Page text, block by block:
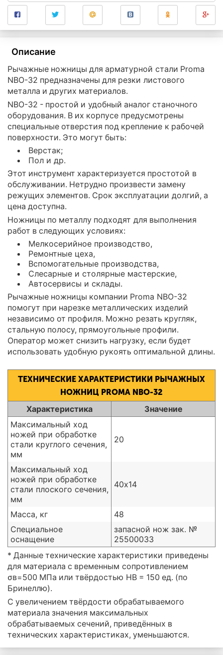
Описание
Рычажные ножницы для арматурной стали Proma
NBO-32 предназначены для резки листового
металла и других материалов.
NBO-32 - простой и удобный аналог станочного
оборудования. В их корпусе предусмотрены
специальные отверстия под крепление к рабочей
поверхности. Это могут быть:
Верстак;
Пол и др.
Этот инструмент характеризуется простотой в
обслуживании. Нетрудно произвести замену
режущих элементов. Срок эксплуатации долгий, а
цена доступна.
Ножницы по металлу подходят для выполнения
работ в следующих условиях:
Мелкосерийное производство,
Ремонтные цеха,
Вспомогательные производства,
Слесарные и столярные мастерские,
Автосервисы и склады.
Рычажные ножницы компании Proma NBO-32
помогут при нарезке металлических изделий
независимо от профиля. Можно резать кругляк,
стальную полосу, прямоугольные профили.
Оператор может снизить нагрузку, если будет
использовать удобную рукоять оптимальной длины.
ТЕХНИЧЕСКИЕ ХАРАКТЕРИСТИКИ РЫЧАЖНЫХ
НОЖНИЦ PROMA NBO-32
Характеристика
Значение
Максимальный ход
ножей при обработке
стали круглого сечения,
мм
20
Максимальный ход
ножей при обработке
стали плоского сечения,
мм
40х14
Масса, кг
48
Специальное
оснащение
запасной нож зак. №
25500033
* Данные технические характеристики приведены
для материала с временным сопротивлением
σв=500 МПа или твёрдостью НВ = 150 ед. (по
Бринеллю).
С увеличением твёрдости обрабатываемого
материала значения максимальных
обрабатываемых сечений, приведённых в
технических характеристиках, уменьшаются.